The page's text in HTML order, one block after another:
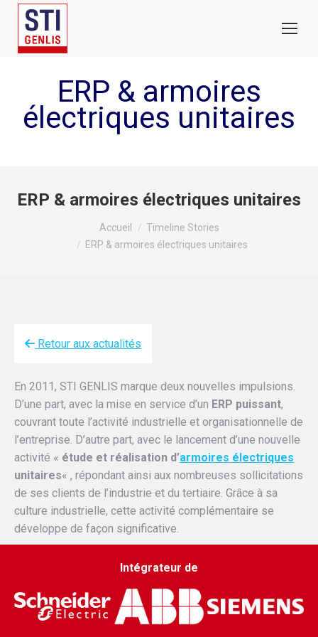
ERP & armoires
électriques unitaires
ERP & armoires électriques unitaires
Accueil
Timeline Stories
ERP & armoires électriques unitaires
Retour aux actualités
En 2011, STI GENLIS marque deux nouvelles impulsions.
D’une part, avec la mise en service d’un ERP puissant,
couvrant toute l’activité industrielle et organisationnelle de
l’entreprise. D’autre part, avec le lancement d’une nouvelle
activité « étude et réalisation d’armoires électriques
unitaires« , répondant ainsi aux nombreuses sollicitations
de ses clients de l’industrie et du tertiaire. Grâce à sa
culture industrielle, cette activité complémentaire se
développe de façon significative.
Intégrateur de